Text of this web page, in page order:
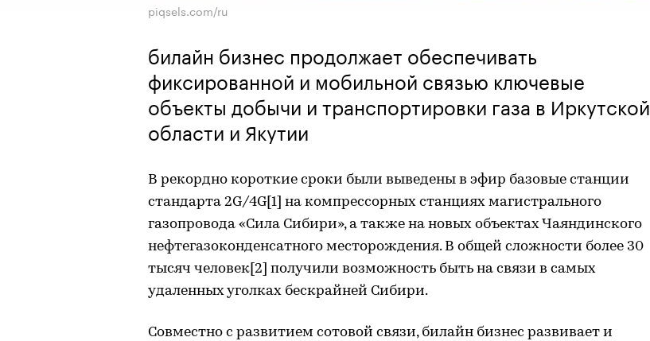
piqsels.com/ru
билайн бизнес продолжает обеспечивать
фиксированной и мобильной связью ключевые
объекты добычи и транспортировки газа в Иркутской
области и Якутии
В рекордно короткие сроки были выведены в эфир базовые станции
стандарта 2G/4G[1] на компрессорных станциях магистрального
газопровода «Сила Сибири», а также на новых объектах Чаяндинского
нефтегазоконденсатного месторождения. В общей сложности более 30
тысяч человек[2] получили возможность быть на связи в самых
удаленных уголках бескрайней Сибири.
Совместно с развитием сотовой связи, билайн бизнес развивает и